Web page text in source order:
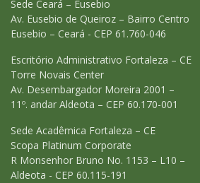
Sede Ceará – Eusebio
Av. Eusebio de Queiroz – Bairro Centro
Eusebio – Ceará - CEP 61.760-046
Escritório Administrativo Fortaleza – CE
Torre Novais Center
Av. Desembargador Moreira 2001 –
11º. andar Aldeota – CEP 60.170-001
Sede Acadêmica Fortaleza – CE
Scopa Platinum Corporate
R Monsenhor Bruno No. 1153 – L10 –
Aldeota - CEP 60.115-191